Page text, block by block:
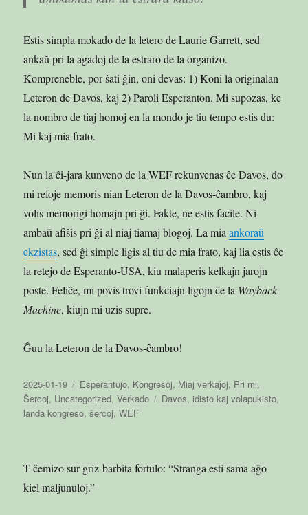
Estis simpla mokado de la letero de Laurie Garrett, sed
ankaŭ pri la agadoj de la estraro de la organizo.
Kompreneble, por ŝati ĝin, oni devas: 1) Koni la originalan
Leteron de Davos, kaj 2) Paroli Esperanton. Mi supozas, ke
la nombro de tiaj homoj en la mondo je tiu tempo estis du:
Mi kaj mia frato.
Nun la ĉi-jara kunveno de la WEF rekunvenas ĉe Davos, do
mi refoje memoris nian Leteron de la Davos-ĉambro, kaj
volis memorigi homajn pri ĝi. Fakte, ne estis facile. Ni
ambaŭ afiŝis pri ĝi al niaj tiamaj blogoj. La miaankoraŭ
ekzistas, sed ĝi simple ligis al tiu de mia frato, kaj lia estis ĉe
la retejo de Esperanto-USA, kiu malaperis kelkajn jarojn
poste. Feliĉe, mi povis trovi funkciajn ligojn ĉe la Wayback
Machine, kiujn mi uzis supre.
Ĝuu la Leteron de la Davos-ĉambro!
Publikigita
en
2025-01-19 Kategorioj
Esperantujo, Kongresoj, Miaj verkaĵoj, Pri mi,
Ŝercoj, Uncategorized,Verkado Etikedoj
Davos,idisto kaj volapukisto,
landa kongreso,ŝercoj,WEF
T-ĉemizo sur griz-barbita fortulo: “Stranga esti sama aĝo
kiel maljunuloj.”